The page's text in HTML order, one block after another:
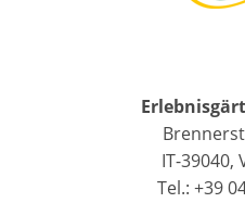
IT-39040,
Tel.: +39